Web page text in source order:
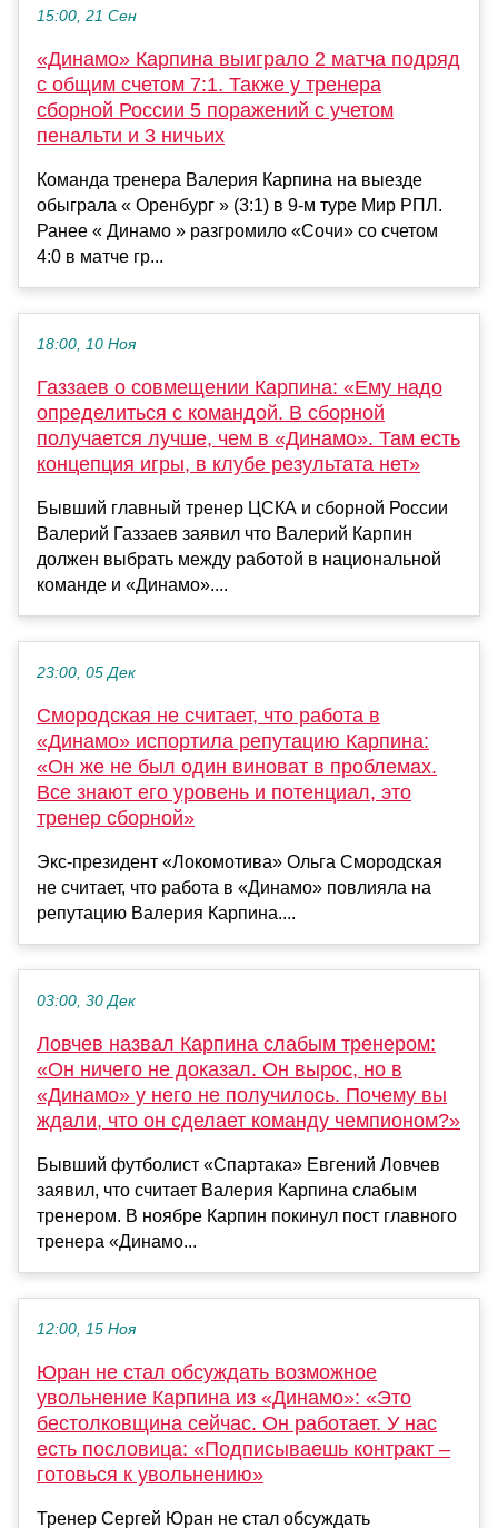
15:00, 21 Сен
«Динамо» Карпина выиграло 2 матча подряд
с общим счетом 7:1. Также у тренера
сборной России 5 поражений с учетом
пенальти и 3 ничьих
Команда тренера Валерия Карпина на выезде
обыграла « Оренбург » (3:1) в 9-м туре Мир РПЛ.
Ранее « Динамо » разгромило «Сочи» со счетом
4:0 в матче гр...
18:00, 10 Ноя
Газзаев о совмещении Карпина: «Ему надо
определиться с командой. В сборной
получается лучше, чем в «Динамо». Там есть
концепция игры, в клубе результата нет»
Бывший главный тренер ЦСКА и сборной России
Валерий Газзаев заявил что Валерий Карпин
должен выбрать между работой в национальной
команде и «Динамо»....
23:00, 05 Дек
Смородская не считает, что работа в
«Динамо» испортила репутацию Карпина:
«Он же не был один виноват в проблемах.
Все знают его уровень и потенциал, это
тренер сборной»
Экс-президент «Локомотива» Ольга Смородская
не считает, что работа в «Динамо» повлияла на
репутацию Валерия Карпина....
03:00, 30 Дек
Ловчев назвал Карпина слабым тренером:
«Он ничего не доказал. Он вырос, но в
«Динамо» у него не получилось. Почему вы
ждали, что он сделает команду чемпионом?»
Бывший футболист «Спартака» Евгений Ловчев
заявил, что считает Валерия Карпина слабым
тренером. В ноябре Карпин покинул пост главного
тренера «Динамо...
12:00, 15 Ноя
Юран не стал обсуждать возможное
увольнение Карпина из «Динамо»: «Это
бестолковщина сейчас. Он работает. У нас
есть пословица: «Подписываешь контракт –
готовься к увольнению»
Тренер Сергей Юран не стал обсуждать